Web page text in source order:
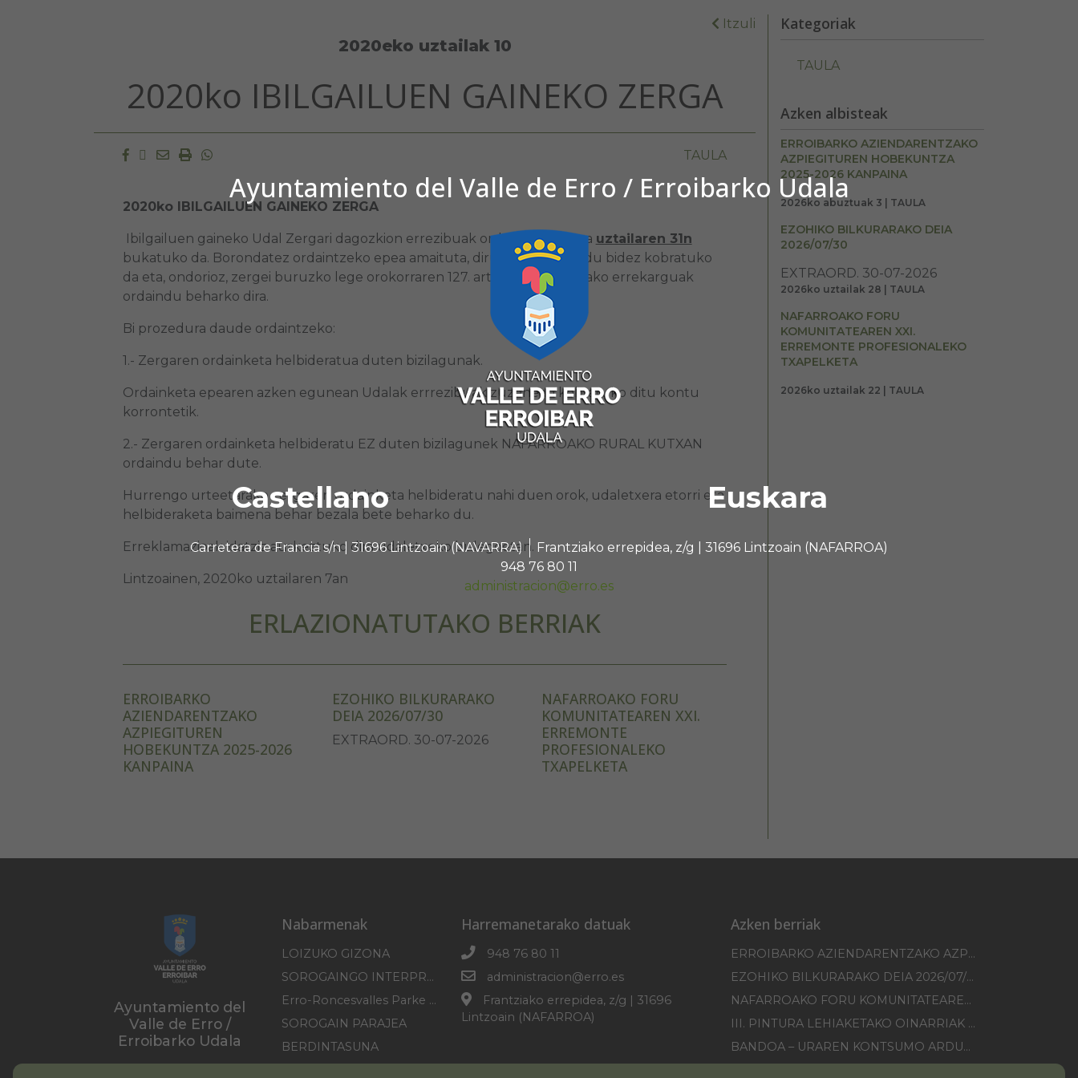
Ayuntamiento del Valle de Erro / Erroibarko Udala
Castellano Euskara
Carretera de Francia s/n | 31696 Lintzoain (NAVARRA)
Frantziako errepidea, z/g | 31696 Lintzoain (NAFARROA)
948 76 80 11
administracion@erro.es
Itzuli
2020eko uztailak 10
2020ko IBILGAILUEN GAINEKO ZERGA
Facebook
Twitter
EmailImprimir
Whatsapp TAULA
2020ko IBILGAILUEN GAINEKO ZERGA
Ibilgailuen gaineko Udal Zergari dagozkion errezibuak ordaintzeko epea uztailaren 31n
bukatuko da. Borondatez ordaintzeko epea amaituta, dirua premiamendu bidez kobratuko
da eta, ondorioz, zergei buruzko lege orokorraren 127. artikuluak ezarritako errekarguak
ordaindu beharko dira.
Bi prozedura daude ordaintzeko:
1.- Zergaren ordainketa helbideratua duten bizilagunak.
Ordainketa epearen azken egunean Udalak errrezibuak zuzenean kobratuko ditu kontu
korrontetik.
2.- Zergaren ordainketa helbideratu EZ duten bizilagunek NAFARROAKO RURAL KUTXAN
ordaindu behar dute.
Hurrengo urteetarako zergaren ordainketa helbideratu nahi duen orok, udaletxera etorri eta
helbideraketa baimena behar bezala bete beharko du.
Erreklamazioak idatziz aurkeztuko dira udaletxeko bulegoetan.
Lintzoainen, 2020ko uztailaren 7an
ERLAZIONATUTAKO BERRIAK
ERROIBARKO
AZIENDARENTZAKO
AZPIEGITUREN
HOBEKUNTZA 2025-2026
KANPAINA
EZOHIKO BILKURARAKO
DEIA 2026/07/30
EXTRAORD. 30-07-2026
NAFARROAKO FORU
KOMUNITATEAREN XXI.
ERREMONTE
PROFESIONALEKO
TXAPELKETA
Kategoriak
TAULA
Azken albisteak
ERROIBARKO AZIENDARENTZAKO
AZPIEGITUREN HOBEKUNTZA
2025-2026 KANPAINA
2026ko abuztuak 3 | TAULA
EZOHIKO BILKURARAKO DEIA
2026/07/30
EXTRAORD. 30-07-2026
2026ko uztailak 28 | TAULA
NAFARROAKO FORU
KOMUNITATEAREN XXI.
ERREMONTE PROFESIONALEKO
TXAPELKETA
2026ko uztailak 22 | TAULA
Ayuntamiento del
Valle de Erro /
Erroibarko Udala
Nabarmenak
LOIZUKO GIZONA
SOROGAINGO INTERPRETAZIO ZENTROA
Erro-Roncesvalles Parke Mikologikoa
SOROGAIN PARAJEA
BERDINTASUNA
Harremanetarako datuak
948 76 80 11
administracion@erro.es
Frantziako errepidea, z/g | 31696
Lintzoain (NAFARROA)
Azken berriak
ERROIBARKO AZIENDARENTZAKO AZPIEGITUREN HOBEKUNTZA 2025-2026 KANPAINA
EZOHIKO BILKURARAKO DEIA 2026/07/30
NAFARROAKO FORU KOMUNITATEAREN XXI. ERREMONTE PROFESIONALEKO TXAPELKETA
III. PINTURA LEHIAKETAKO OINARRIAK – ERROIBARKO EGUNA
BANDOA – URAREN KONTSUMO ARDURATSUA